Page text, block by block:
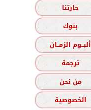
حارتنا
بنوك
ألبــوم الزمــان
ترجمة
من نحن
الخصوصية